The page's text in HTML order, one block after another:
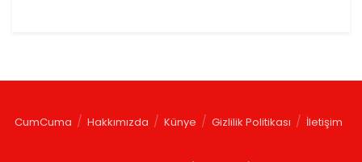
CumCuma Hakkımızda Künye Gizlilik Politikası İletişim